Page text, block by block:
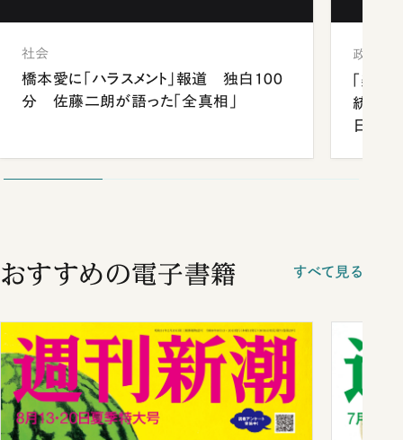
社会
橋本愛に「ハラスメント」報道 独白100
分 佐藤二朗が語った「全真相」
政治
「楽し
統領と
日米
おすすめの電子書籍 すべて見る